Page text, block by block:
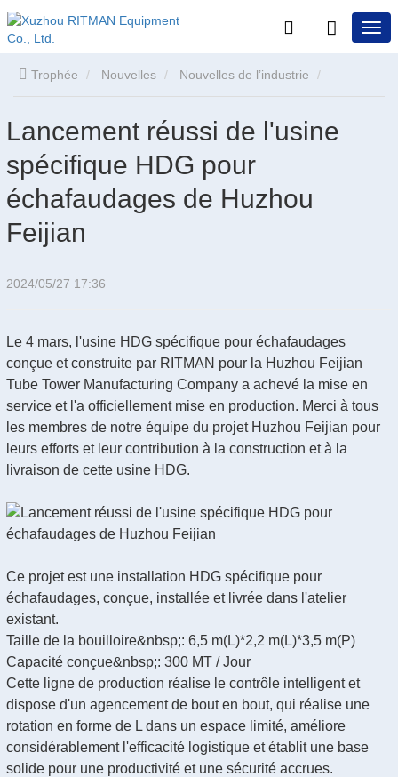
Trophée Nouvelles Nouvelles de l’industrie
Lancement réussi de l'usine spécifique HDG pour
échafaudages de Huzhou Feijian
Lancement réussi de l'usine
spécifique HDG pour
échafaudages de Huzhou
Feijian
2024/05/27 17:36
Le 4 mars, l'usine HDG spécifique pour échafaudages
conçue et construite par RITMAN pour la Huzhou Feijian
Tube Tower Manufacturing Company a achevé la mise en
service et l'a officiellement mise en production. Merci à tous
les membres de notre équipe du projet Huzhou Feijian pour
leurs efforts et leur contribution à la construction et à la
livraison de cette usine HDG.
Ce projet est une installation HDG spécifique pour
échafaudages, conçue, installée et livrée dans l'atelier
existant.
Taille de la bouilloire&nbsp;: 6,5 m(L)*2,2 m(L)*3,5 m(P)
Capacité conçue&nbsp;: 300 MT / Jour
Cette ligne de production réalise le contrôle intelligent et
dispose d'un agencement de bout en bout, qui réalise une
rotation en forme de L dans un espace limité, améliore
considérablement l'efficacité logistique et établit une base
solide pour une productivité et une sécurité accrues.